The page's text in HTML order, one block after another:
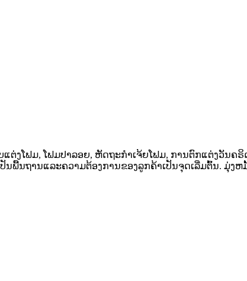
ງໂຟມ, ໂຟມປາລອຍ, ຫັດຖະກໍາເຈ້ຍໂຟມ, ການຕົກແຕ່ງວັນຄ
ພື້ນຖານແລະຄວາມຕ້ອງການຂອງລູກຄ້າເປັນຈຸດເລີ່ມຕົ້ນ. ມຸ່ງຫ